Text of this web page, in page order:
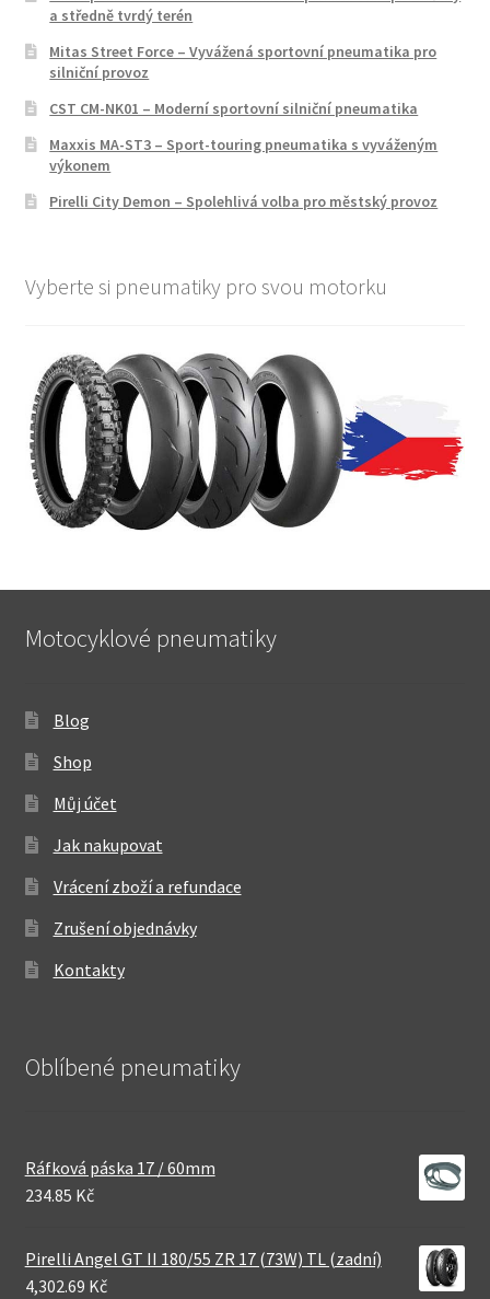
a středně tvrdý terén
Mitas Street Force – Vyvážená sportovní pneumatika pro
silniční provoz
CST CM-NK01 – Moderní sportovní silniční pneumatika
Maxxis MA-ST3 – Sport-touring pneumatika s vyváženým
výkonem
Pirelli City Demon – Spolehlivá volba pro městský provoz
Vyberte si pneumatiky pro svou motorku
Motocyklové pneumatiky
Blog
Shop
Můj účet
Jak nakupovat
Vrácení zboží a refundace
Zrušení objednávky
Kontakty
Oblíbené pneumatiky
Ráfková páska 17 / 60mm
234.85 Kč
Pirelli Angel GT II 180/55 ZR 17 (73W) TL (zadní)
4,302.69 Kč